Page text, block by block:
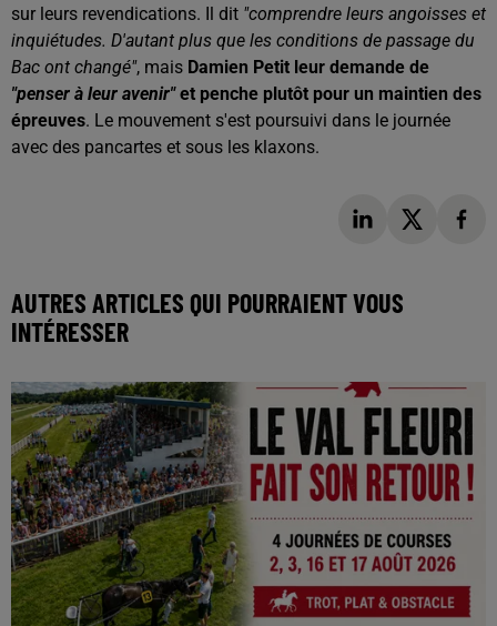
sur leurs revendications. Il dit "comprendre leurs angoisses et
inquiétudes. D'autant plus que les conditions de passage du
Bac ont changé", mais Damien Petit leur demande de
"penser à leur avenir"et penche plutôt pour un maintien des
épreuves. Le mouvement s'est poursuivi dans le journée
avec des pancartes et sous les klaxons.
AUTRES ARTICLES QUI POURRAIENT VOUS
INTÉRESSER